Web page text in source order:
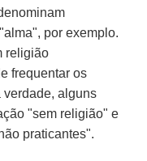
por exemplo.
religião
frequentar os
verdade, alguns
"sem religião" e
praticantes".